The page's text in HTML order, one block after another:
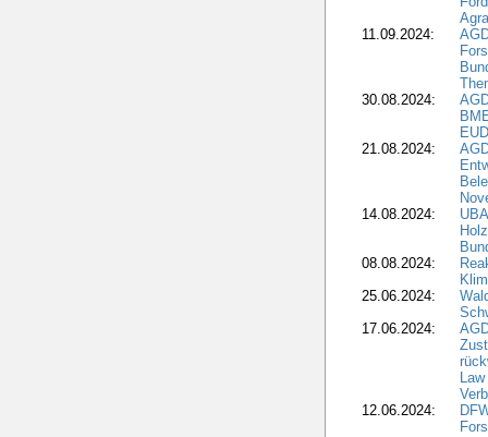
11.09.2024:
30.08.2024:
21.08.2024:
14.08.2024:
08.08.2024:
25.06.2024:
17.06.2024:
12.06.2024: